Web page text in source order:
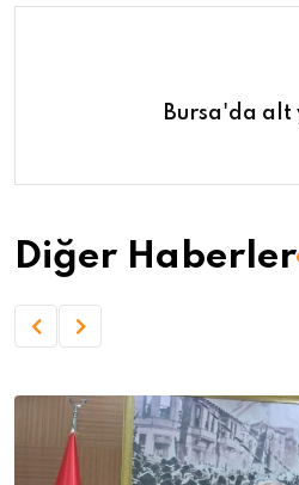
Bursa'da alt
Diğer Haberler